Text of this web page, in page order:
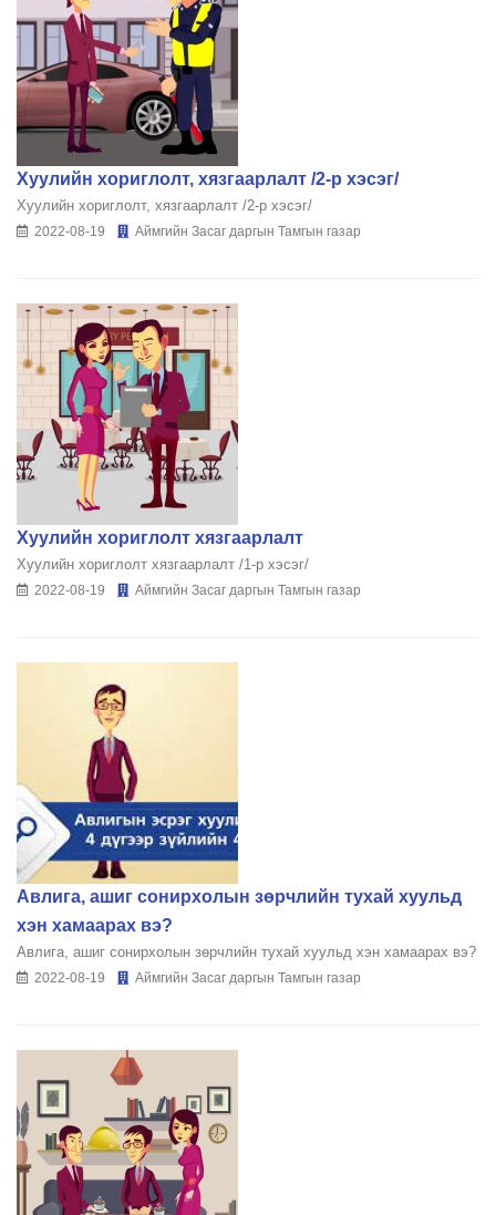
Хуулийн хориглолт, хязгаарлалт /2-р хэсэг/
Хуулийн хориглолт, хязгаарлалт /2-р хэсэг/
2022-08-19 Аймгийн Засаг даргын Тамгын газар
Хуулийн хориглолт хязгаарлалт
Хуулийн хориглолт хязгаарлалт /1-р хэсэг/
2022-08-19 Аймгийн Засаг даргын Тамгын газар
Авлига, ашиг сонирхолын зөрчлийн тухай хуульд
хэн хамаарах вэ?
Авлига, ашиг сонирхолын зөрчлийн тухай хуульд хэн хамаарах вэ?
2022-08-19 Аймгийн Засаг даргын Тамгын газар